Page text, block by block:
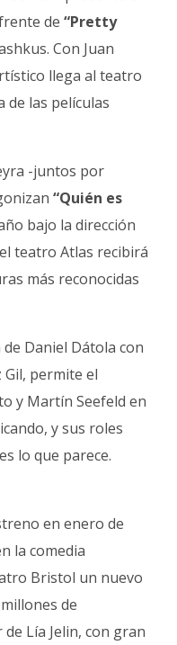
de “Pretty
Con Juan
llega al teatro
de las películas
-juntos por
“Quién es
bajo la dirección
teatro Atlas recibirá
más reconocidas
de Daniel Dátola con
Gil, permite el
y Martín Seefeld en
y sus roles
lo que parece.
en enero de
la comedia
Bristol un nuevo
de
Lía Jelin, con gran